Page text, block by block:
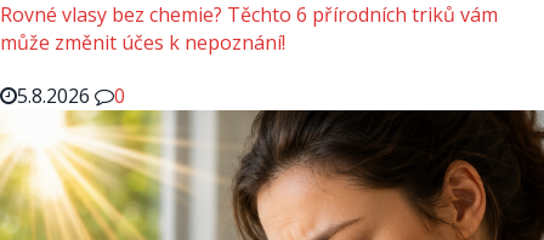
Rovné vlasy bez chemie? Těchto 6 přírodních triků vám
může změnit účes k nepoznání!
5.8.2026
0